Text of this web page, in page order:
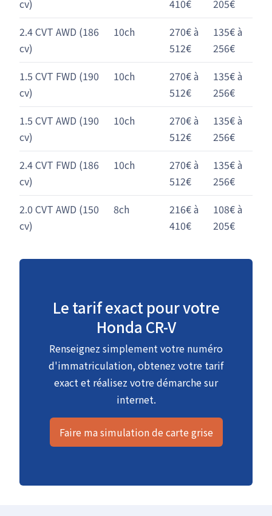
cv) 410€
205€
2.4 CVT AWD (186
cv)
10ch
270€ à
512€
135€ à
256€
1.5 CVT FWD (190
cv)
10ch
270€ à
512€
135€ à
256€
1.5 CVT AWD (190
cv)
10ch
270€ à
512€
135€ à
256€
2.4 CVT FWD (186
cv)
10ch
270€ à
512€
135€ à
256€
2.0 CVT AWD (150
cv)
8ch
216€ à
410€
108€ à
205€
Le tarif exact pour votre
Honda CR-V
Renseignez simplement votre numéro
d'immatriculation, obtenez votre tarif
exact et réalisez votre démarche sur
internet.
Faire ma simulation de carte grise